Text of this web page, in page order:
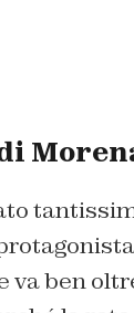
va ben